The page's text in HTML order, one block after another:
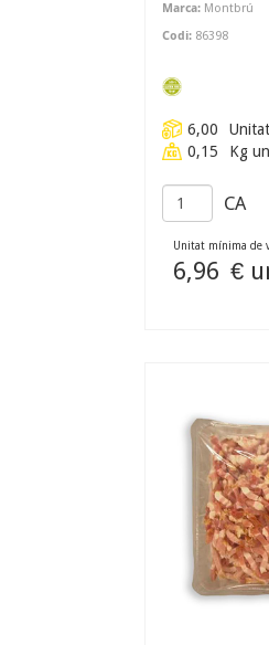
Marca: Montbrú
Codi: 86398
6,00
0,15
Kg
CA
Unitat mínima de
6,96 €